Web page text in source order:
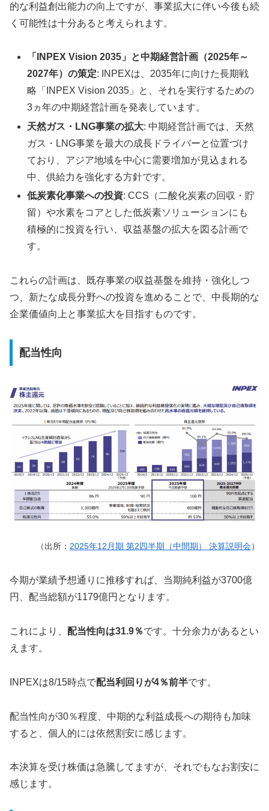
的な利益創出能力の向上ですが、事業拡大に伴い今後も続
く可能性は十分あると考えられます。
「INPEX Vision 2035」と中期経営計画（2025年～
2027年）の策定: INPEXは、2035年に向けた長期戦
略「INPEX Vision 2035」と、それを実行するための
3ヵ年の中期経営計画を発表しています。
天然ガス・LNG事業の拡大: 中期経営計画では、天然
ガス・LNG事業を最大の成長ドライバーと位置づけ
ており、アジア地域を中心に需要増加が見込まれる
中、供給力を強化する方針です。
低炭素化事業への投資: CCS（二酸化炭素の回収・貯
留）や水素をコアとした低炭素ソリューションにも
積極的に投資を行い、収益基盤の拡大を図る計画で
す。
これらの計画は、既存事業の収益基盤を維持・強化しつ
つ、新たな成長分野への投資を進めることで、中長期的な
企業価値向上と事業拡大を目指すものです。
配当性向
（出所： 2025年12月期 第2四半期（中間期） 決算説明会）
今期が業績予想通りに推移すれば、当期純利益が3700億
円、配当総額が1179億円となります。
これにより、 配当性向は31.9％です。十分余力があるとい
えます。
INPEXは8/15時点で配当利回りが4％前半です。
配当性向が30％程度、中期的な利益成長への期待も加味
すると、個人的には依然割安に感じます。
本決算を受け株価は急騰してますが、それでもなお割安に
感じます。